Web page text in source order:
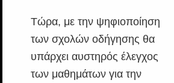
Τώρα, με την ψηφιοποίηση
των σχολών οδήγησης θα
υπάρχει αυστηρός έλεγχος
των μαθημάτων για την